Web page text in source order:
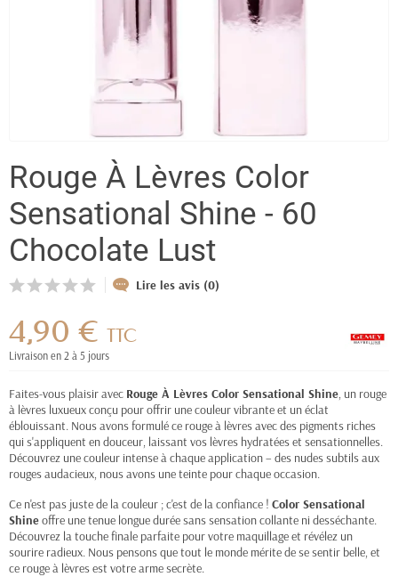
Rouge À Lèvres Color
Sensational Shine - 60
Chocolate Lust
Lire les avis (0)
4,90 € TTC
Livraison en 2 à 5 jours
Faites-vous plaisir avec Rouge À Lèvres Color Sensational Shine, un rouge
à lèvres luxueux conçu pour offrir une couleur vibrante et un éclat
éblouissant. Nous avons formulé ce rouge à lèvres avec des pigments riches
qui s'appliquent en douceur, laissant vos lèvres hydratées et sensationnelles.
Découvrez une couleur intense à chaque application – des nudes subtils aux
rouges audacieux, nous avons une teinte pour chaque occasion.
Ce n'est pas juste de la couleur ; c'est de la confiance ! Color Sensational
Shineoffre une tenue longue durée sans sensation collante ni desséchante.
Découvrez la touche finale parfaite pour votre maquillage et révélez un
sourire radieux. Nous pensons que tout le monde mérite de se sentir belle, et
ce rouge à lèvres est votre arme secrète.